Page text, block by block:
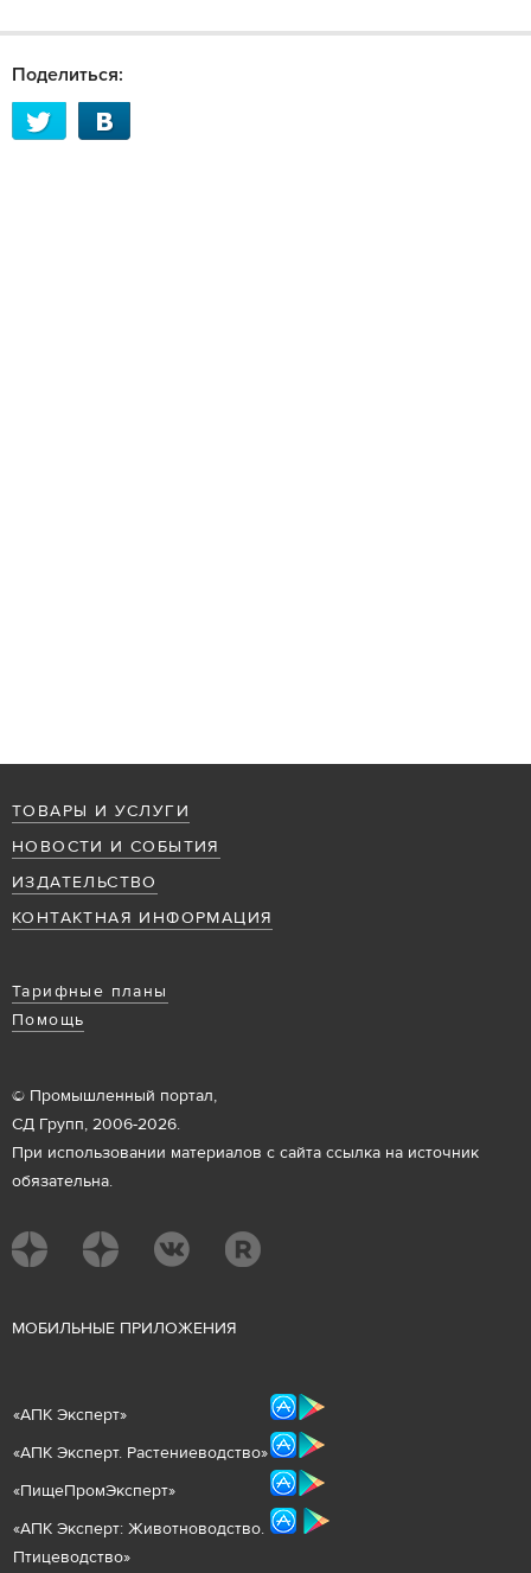
Поделиться:
ТОВАРЫ И УСЛУГИ
НОВОСТИ И СОБЫТИЯ
ИЗДАТЕЛЬСТВО
КОНТАКТНАЯ ИНФОРМАЦИЯ
Тарифные планы
Помощь
© Промышленный портал,
СД Групп, 2006-2026.
При использовании материалов с сайта ссылка на источник
обязательна.
МОБИЛЬНЫЕ ПРИЛОЖЕНИЯ
«АПК Эксперт»
«АПК Эксперт. Растениеводство»
«ПищеПромЭксперт»
«АПК Эксперт: Животноводство.
Птицеводство»